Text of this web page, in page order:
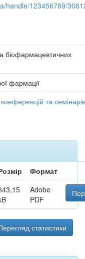
handle/123456789/
біофармацевтичних
фармації
та семінарів
Формат
Adobe
PDF
статистики